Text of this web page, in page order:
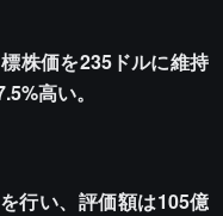
株価を235ドルに維持
高い。
行い、評価額は105億